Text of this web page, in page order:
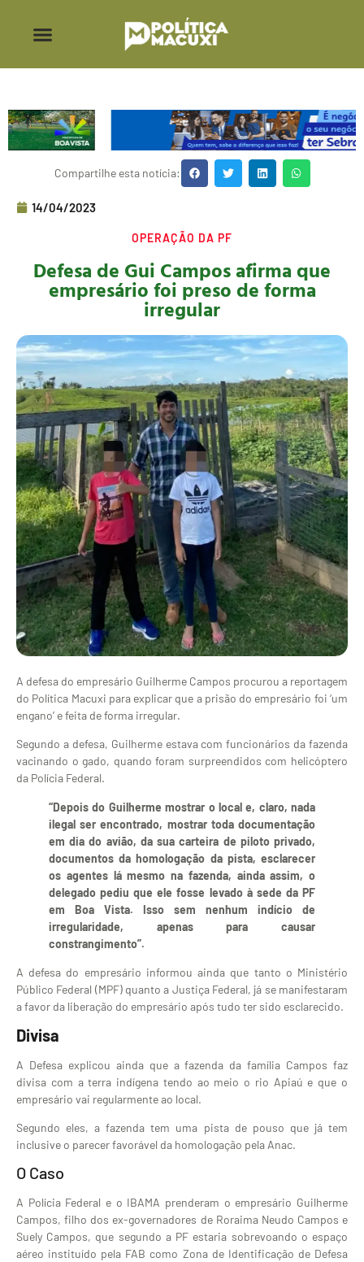
Compartilhe esta notícia:
14/04/2023
OPERAÇÃO DA PF
Defesa de Gui Campos afirma que
empresário foi preso de forma
irregular
A defesa do empresário Guilherme Campos procurou a reportagem
do Política Macuxi para explicar que a prisão do empresário foi ‘um
engano’ e feita de forma irregular.
Segundo a defesa, Guilherme estava com funcionários da fazenda
vacinando o gado, quando foram surpreendidos com helicóptero
da Polícia Federal.
“Depois do Guilherme mostrar o local e, claro, nada
ilegal ser encontrado, mostrar toda documentação
em dia do avião, da sua carteira de piloto privado,
documentos da homologação da pista, esclarecer
os agentes lá mesmo na fazenda, ainda assim, o
delegado pediu que ele fosse levado à sede da PF
em Boa Vista. Isso sem nenhum indício de
irregularidade, apenas para causar
constrangimento”.
A defesa do empresário informou ainda que tanto o Ministério
Público Federal (MPF) quanto a Justiça Federal, já se manifestaram
a favor da liberação do empresário após tudo ter sido esclarecido.
Divisa
A Defesa explicou ainda que a fazenda da família Campos faz
divisa com a terra indígena tendo ao meio o rio Apiaú e que o
empresário vai regularmente ao local.
Segundo eles, a fazenda tem uma pista de pouso que já tem
inclusive o parecer favorável da homologação pela Anac.
O Caso
A Polícia Federal e o IBAMA prenderam o empresário Guilherme
Campos, filho dos ex-governadores de Roraima Neudo Campos e
Suely Campos, que segundo a PF estaria sobrevoando o espaço
aéreo instituído pela FAB como Zona de Identificação de Defesa